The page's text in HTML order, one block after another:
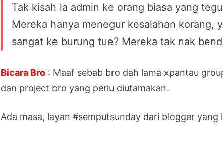
Tak kisah la admin ke orang biasa yang
Mereka hanya menegur kesalahan korang,
sangat ke burung tue? Mereka tak nak
Bicara Bro : Maaf sebab bro dah lama xpantau
dan project bro yang perlu diutamakan.
Ada masa, layan #semputsunday dari blogger yang